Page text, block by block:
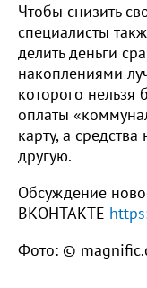
Чтобы снизить
специалисты
делить деньги
накоплениями
которого нельзя
оплаты
карту, а
другую.
Обсуждение
ВКОНТАКТЕ
Фото: ©